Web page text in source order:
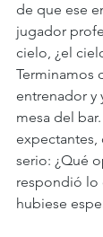
de que ese
jugador
cielo, ¿el
Terminamos
entrenador y
mesa del
expectantes,
serio: ¿Qué
respondió lo
hubiese